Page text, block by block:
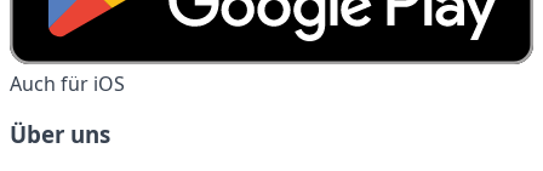
Auch für iOS
Über uns